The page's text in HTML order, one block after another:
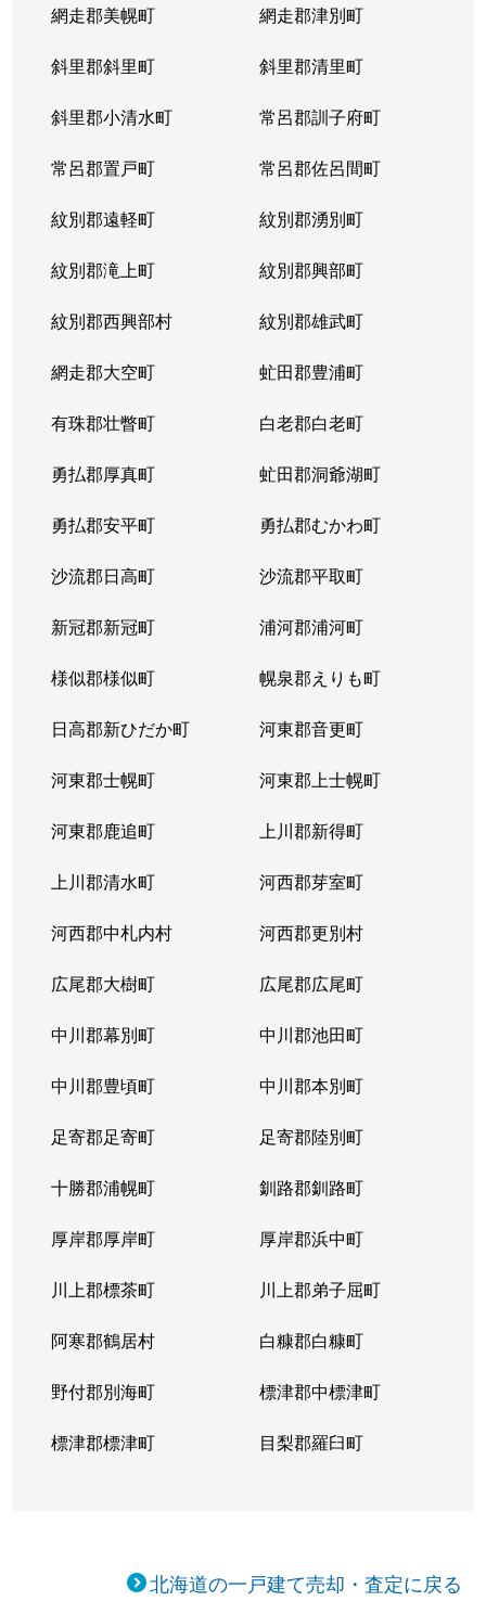
網走郡美幌町 網走郡津別町
斜里郡斜里町 斜里郡清里町
斜里郡小清水町 常呂郡訓子府町
常呂郡置戸町 常呂郡佐呂間町
紋別郡遠軽町 紋別郡湧別町
紋別郡滝上町 紋別郡興部町
紋別郡西興部村 紋別郡雄武町
網走郡大空町 虻田郡豊浦町
有珠郡壮瞥町 白老郡白老町
勇払郡厚真町 虻田郡洞爺湖町
勇払郡安平町 勇払郡むかわ町
沙流郡日高町 沙流郡平取町
新冠郡新冠町 浦河郡浦河町
様似郡様似町 幌泉郡えりも町
日高郡新ひだか町 河東郡音更町
河東郡士幌町 河東郡上士幌町
河東郡鹿追町 上川郡新得町
上川郡清水町 河西郡芽室町
河西郡中札内村 河西郡更別村
広尾郡大樹町 広尾郡広尾町
中川郡幕別町 中川郡池田町
中川郡豊頃町 中川郡本別町
足寄郡足寄町 足寄郡陸別町
十勝郡浦幌町 釧路郡釧路町
厚岸郡厚岸町 厚岸郡浜中町
川上郡標茶町 川上郡弟子屈町
阿寒郡鶴居村 白糠郡白糠町
野付郡別海町 標津郡中標津町
標津郡標津町 目梨郡羅臼町
北海道の一戸建て売却・査定に戻る